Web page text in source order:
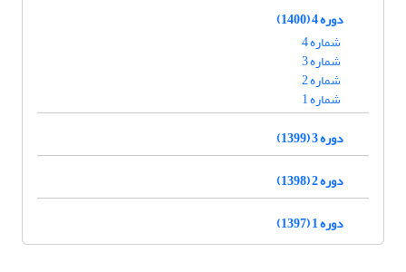
دوره 4 (1400)
شماره 4
شماره 3
شماره 2
شماره 1
دوره 3 (1399)
دوره 2 (1398)
دوره 1 (1397)